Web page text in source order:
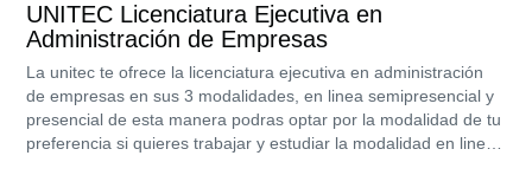
UNITEC Licenciatura Ejecutiva en
Administración de Empresas
La unitec te ofrece la licenciatura ejecutiva en administración
de empresas en sus 3 modalidades, en linea semipresencial y
presencial de esta manera podras optar por la modalidad de tu
preferencia si quieres trabajar y estudiar la modalidad en linea